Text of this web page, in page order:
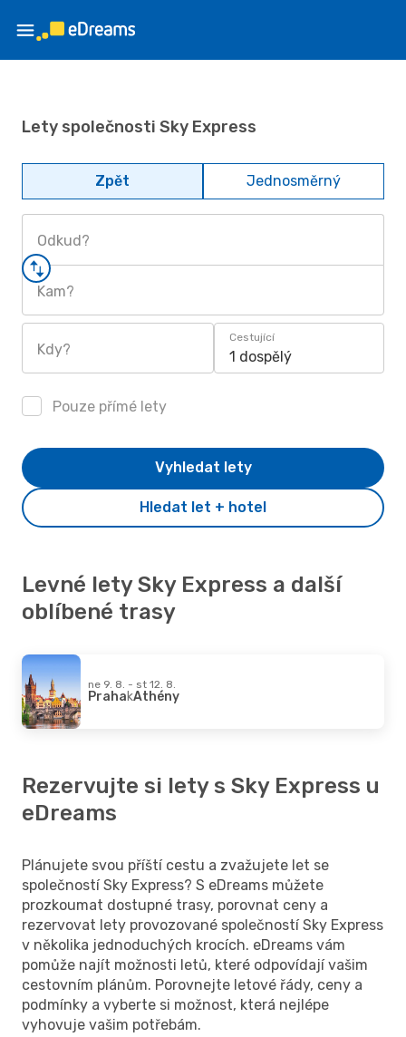
Lety společnosti Sky Express
Zpět Jednosměrný
Odkud?
Kam?
Kdy?
Cestující
1 dospělý
Pouze přímé lety
Hledat let + hotel
Vyhledat lety
Levné lety Sky Express a další
oblíbené trasy
ne 9. 8. - st 12. 8.
PrahakAthény
Rezervujte si lety s Sky Express u
eDreams
Plánujete svou příští cestu a zvažujete let se
společností Sky Express? S eDreams můžete
prozkoumat dostupné trasy, porovnat ceny a
rezervovat lety provozované společností Sky Express
v několika jednoduchých krocích. eDreams vám
pomůže najít možnosti letů, které odpovídají vašim
cestovním plánům. Porovnejte letové řády, ceny a
podmínky a vyberte si možnost, která nejlépe
vyhovuje vašim potřebám.